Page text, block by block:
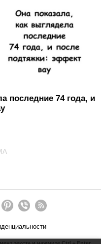
последние 74 года, и